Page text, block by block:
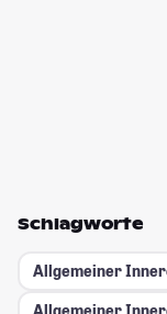
Schlagworte
Allgemeiner